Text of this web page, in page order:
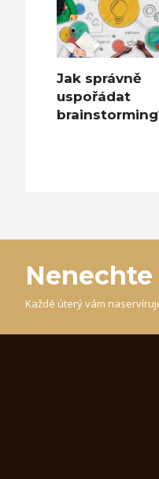
Jak správně
uspořádat
Každé úterý vám